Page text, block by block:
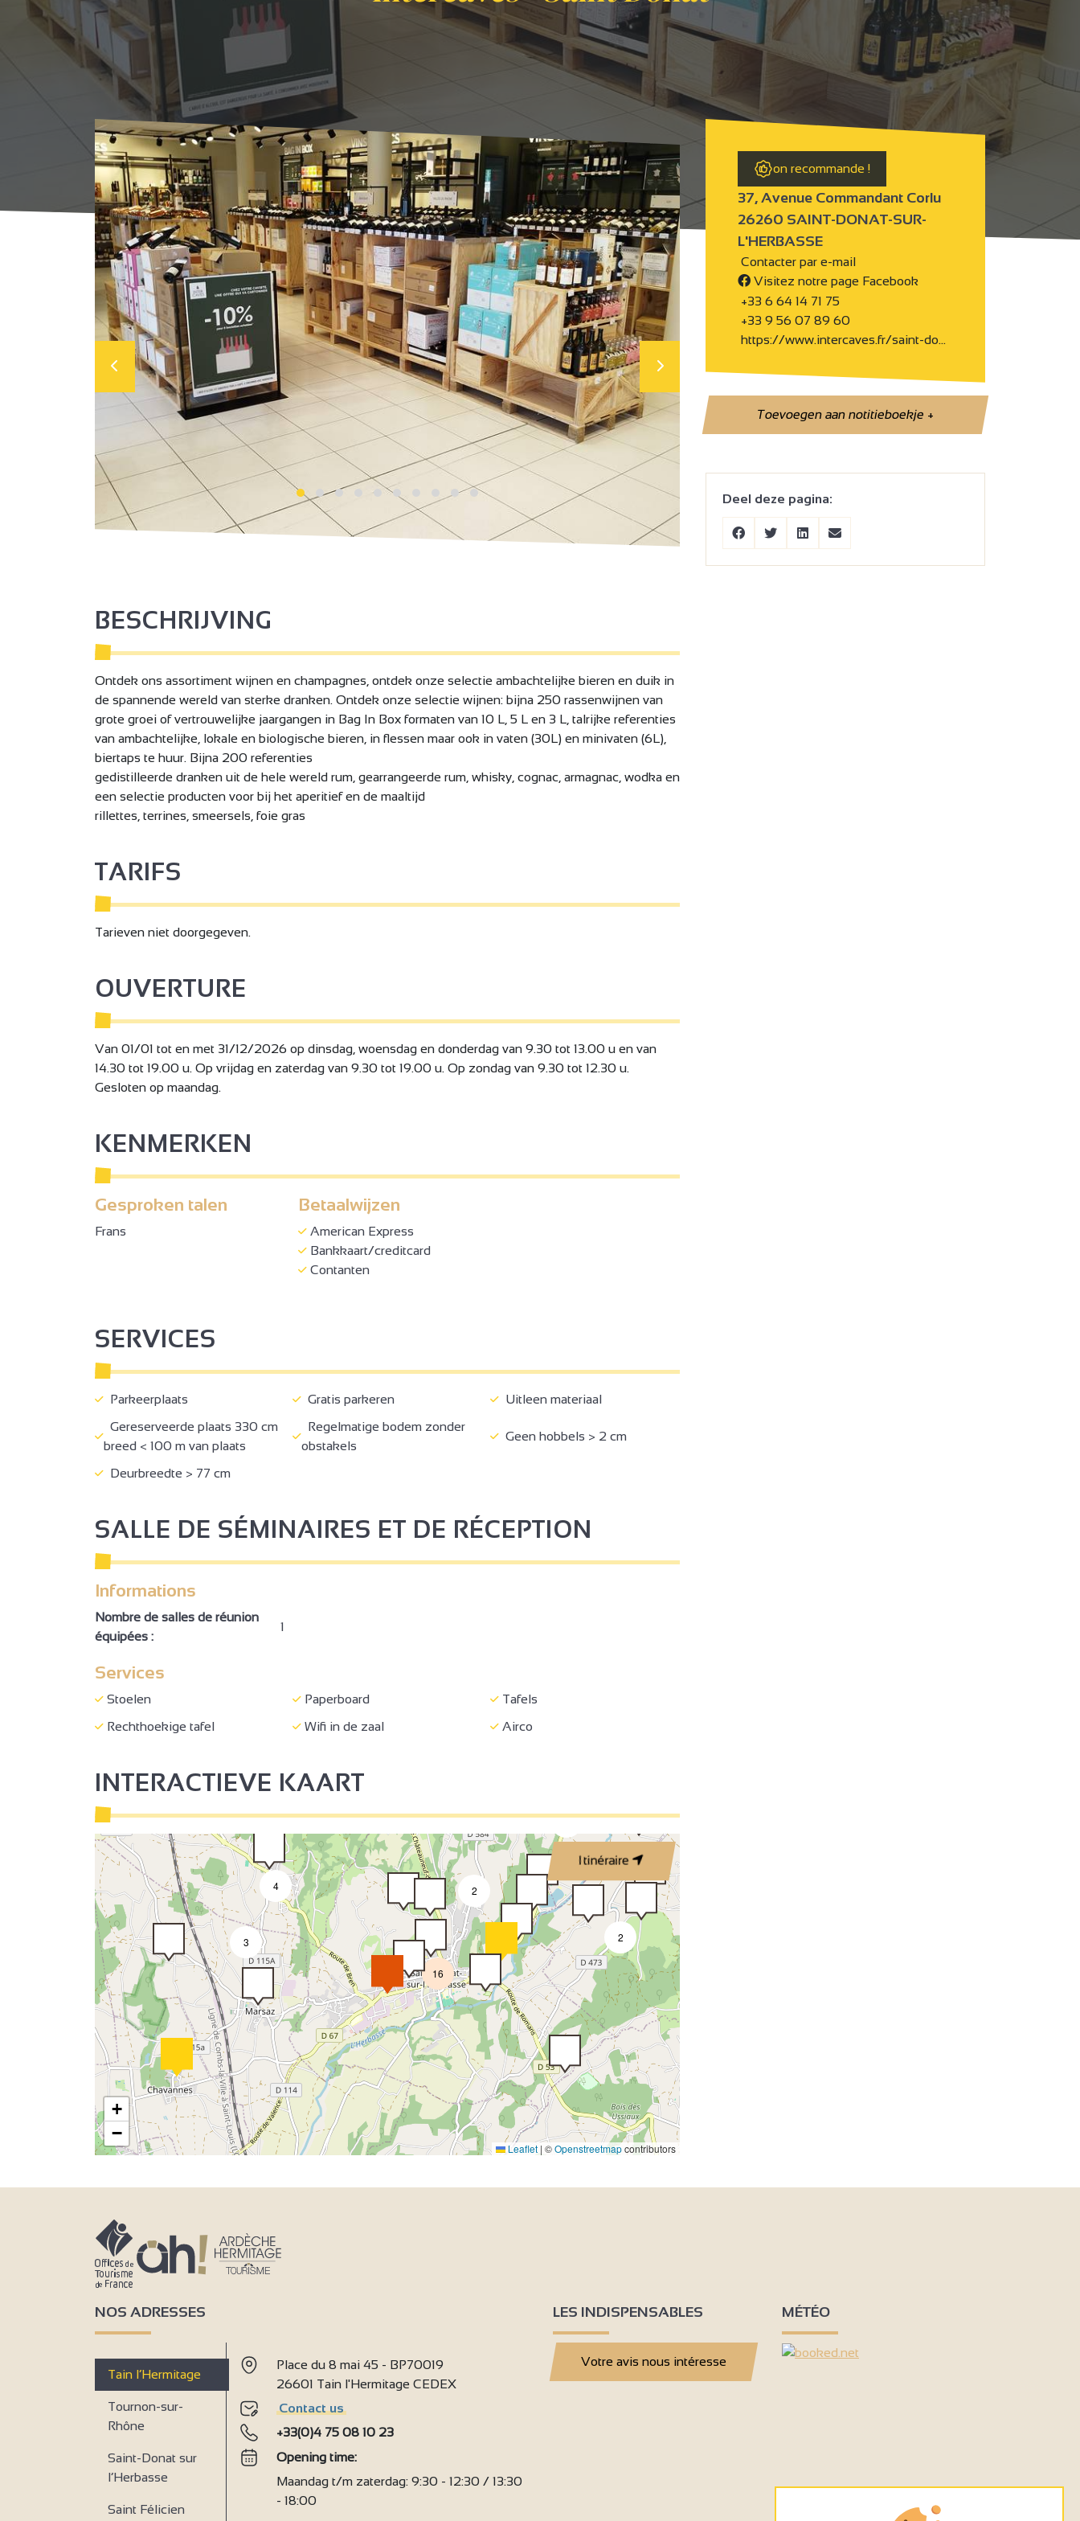
on recommande !
37, Avenue Commandant Corlu
26260 SAINT-DONAT-SUR-
L'HERBASSE
Contacter par e-mail
Visitez notre page Facebook
+33 6 64 14 71 75
+33 9 56 07 89 60
https://www.intercaves.fr/saint-do…
Toevoegen aan notitieboekje+
Deel deze pagina:
BESCHRIJVING
Ontdek ons assortiment wijnen en champagnes, ontdek onze selectie ambachtelijke bieren en duik in
de spannende wereld van sterke dranken. Ontdek onze selectie wijnen: bijna 250 rassenwijnen van
grote groei of vertrouwelijke jaargangen in Bag In Box formaten van 10 L, 5 L en 3 L, talrijke referenties
van ambachtelijke, lokale en biologische bieren, in flessen maar ook in vaten (30L) en minivaten (6L),
biertaps te huur. Bijna 200 referenties
gedistilleerde dranken uit de hele wereld rum, gearrangeerde rum, whisky, cognac, armagnac, wodka en
een selectie producten voor bij het aperitief en de maaltijd
rillettes, terrines, smeersels, foie gras
TARIFS
Tarieven niet doorgegeven.
OUVERTURE
Van 01/01 tot en met 31/12/2026 op dinsdag, woensdag en donderdag van 9.30 tot 13.00 u en van
14.30 tot 19.00 u. Op vrijdag en zaterdag van 9.30 tot 19.00 u. Op zondag van 9.30 tot 12.30 u.
Gesloten op maandag.
KENMERKEN
Gesproken talen
Frans
Betaalwijzen
American Express
Bankkaart/creditcard
Contanten
SERVICES
Parkeerplaats Gratis parkeren
Uitleen materiaal
Gereserveerde plaats 330 cm
breed < 100 m van plaats
Regelmatige bodem zonder
obstakels
Geen hobbels > 2 cm
Deurbreedte > 77 cm
SALLE DE SÉMINAIRES ET DE RÉCEPTION
Informations
Nombre de salles de réunion
équipées :
1
Services
Stoelen Paperboard
Tafels
Rechthoekige tafel
Wifi in de zaal Airco
INTERACTIEVE KAART
Itinéraire
4
4
3 2
16
2
2
+
−
Leaflet | ©Openstreetmapcontributors
NOS ADRESSES
Tain l’Hermitage
Tournon-sur-
Rhône
Saint-Donat sur
l’Herbasse
Saint Félicien
Place du 8 mai 45 - BP70019
26601 Tain l'Hermitage CEDEX
Contact us
+33(0)4 75 08 10 23
Opening time:
Maandag t/m zaterdag: 9:30 - 12:30 / 13:30
- 18:00
LES INDISPENSABLES
Votre avis nous intéresse
MÉTÉO